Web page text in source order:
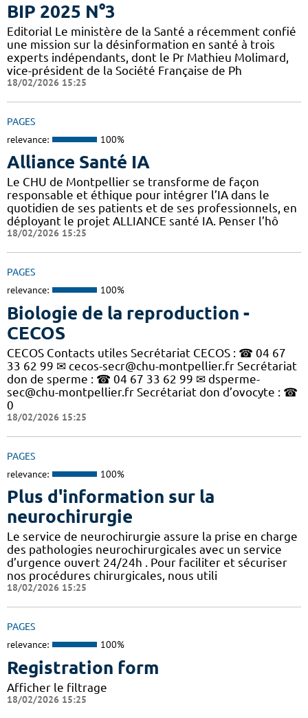
BIP 2025 N°3
Editorial Le ministère de la Santé a récemment confié
une mission sur la désinformation en santé à trois
experts indépendants, dont le Pr Mathieu Molimard,
vice-président de la Société Française de Ph
18/02/2026 15:25
PAGES
relevance: 100%
Alliance Santé IA
Le CHU de Montpellier se transforme de façon
responsable et éthique pour intégrer l’IA dans le
quotidien de ses patients et de ses professionnels, en
déployant le projet ALLIANCE santé IA. Penser l’hô
18/02/2026 15:25
PAGES
relevance: 100%
Biologie de la reproduction -
CECOS
CECOS Contacts utiles Secrétariat CECOS : ☎ 04 67
33 62 99 ✉ cecos-secr@chu-montpellier.fr Secrétariat
don de sperme : ☎ 04 67 33 62 99 ✉ dsperme-
sec@chu-montpellier.fr Secrétariat don d’ovocyte : ☎
0
18/02/2026 15:25
PAGES
relevance: 100%
Plus d'information sur la
neurochirurgie
Le service de neurochirurgie assure la prise en charge
des pathologies neurochirurgicales avec un service
d’urgence ouvert 24/24h . Pour faciliter et sécuriser
nos procédures chirurgicales, nous utili
18/02/2026 15:25
PAGES
relevance: 100%
Registration form
Afficher le filtrage
18/02/2026 15:25